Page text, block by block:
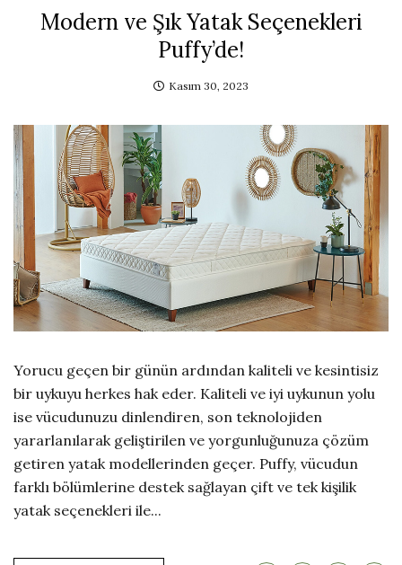
Modern ve Şık Yatak Seçenekleri
Puffy’de!
Kasım 30, 2023
Yorucu geçen bir günün ardından kaliteli ve kesintisiz
bir uykuyu herkes hak eder. Kaliteli ve iyi uykunun yolu
ise vücudunuzu dinlendiren, son teknolojiden
yararlanılarak geliştirilen ve yorgunluğunuza çözüm
getiren yatak modellerinden geçer. Puffy, vücudun
farklı bölümlerine destek sağlayan çift ve tek kişilik
yatak seçenekleri ile...